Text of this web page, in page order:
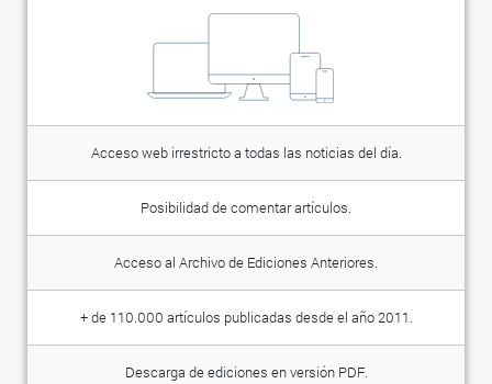
Acceso web irrestricto a todas las noticias del día.
Posibilidad de comentar artículos.
Acceso al Archivo de Ediciones Anteriores.
+ de 110.000 artículos publicadas desde el año 2011.
Descarga de ediciones en versión PDF.